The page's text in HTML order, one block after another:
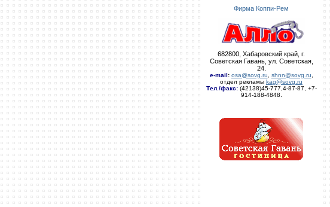
Фирма Коппи-Рем
682800, Хабаровский край, г.
Советская Гавань, ул. Советская,
24.
e-mail: osa@sovg.ru shnn@sovg.ru
отдел рекламы kag@sovg.ru
Тел./факс:(42138)45-777,4-87-87, +7-
914-188-4848.